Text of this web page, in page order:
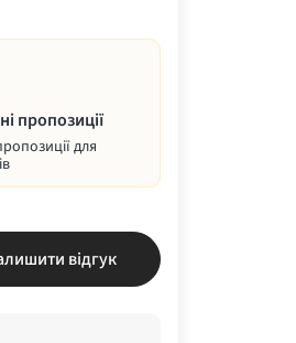
пропозиції
для
відгук